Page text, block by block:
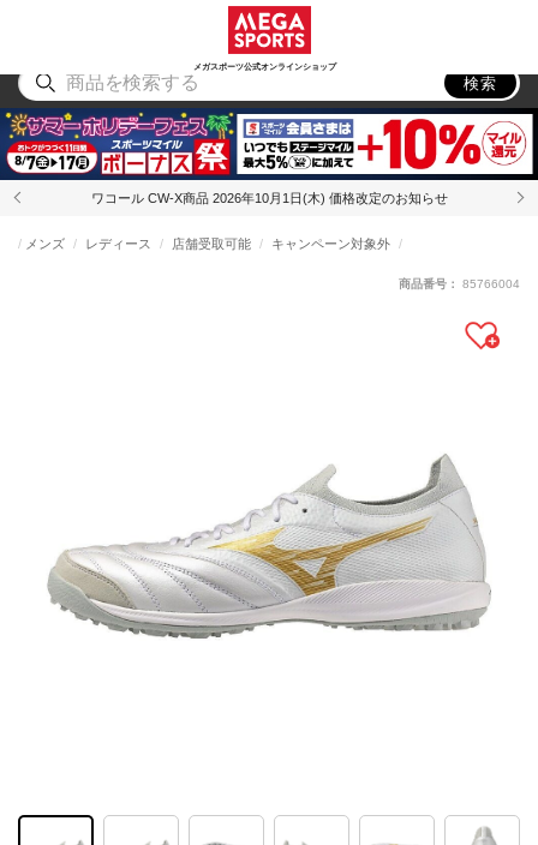
メガスポーツ公式オンラインショップ
アウトドア
検索
ワコール CW-X商品 2026年10月1日(木) 価格改定のお知らせ
メンズ レディース 店舗受取可能 キャンペーン対象外
商品番号： 85766004